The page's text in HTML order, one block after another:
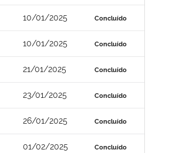
10/01/2025 Concluído
10/01/2025 Concluído
21/01/2025 Concluído
23/01/2025 Concluído
26/01/2025 Concluído
01/02/2025 Concluído